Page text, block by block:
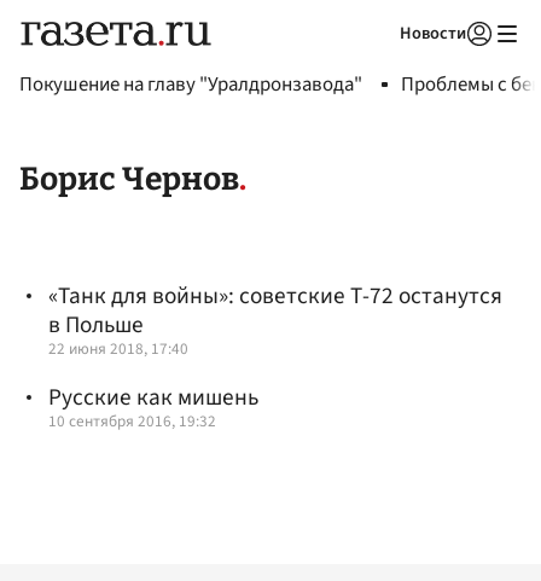
Новости
Покушение на главу "Уралдронзавода" Проблемы с
Борис Чернов
«Танк для войны»: советские Т-72 останутся
в Польше
22 июня 2018, 17:40
Русские как мишень
10 сентября 2016, 19:32